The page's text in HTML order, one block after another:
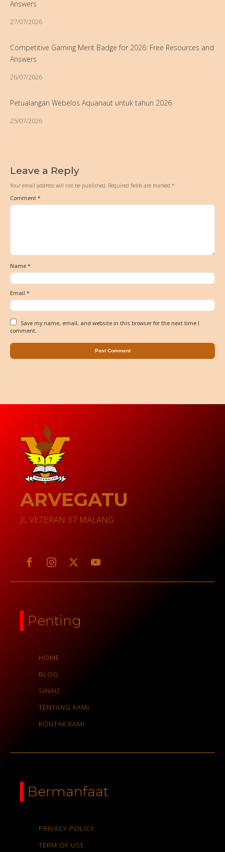
Answers
27/07/2026
Competitive Gaming Merit Badge for 2026: Free Resources and
Answers
26/07/2026
Petualangan Webelos Aquanaut untuk tahun 2026
25/07/2026
Leave a Reply
Your email address will not be published. Required fields are marked *
Comment *
Name *
Email *
Save my name, email, and website in this browser for the next time I
comment.
ARVEGATU
JL VETERAN 37 MALANG
Penting
HOME
BLOG
SINAU
TENTANG KAMI
KONTAK KAMI
Bermanfaat
PRIVACY POLICY
TERM OF USE